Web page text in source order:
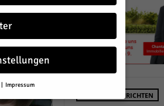
NEUSTE NACHRICHTEN
Impressum